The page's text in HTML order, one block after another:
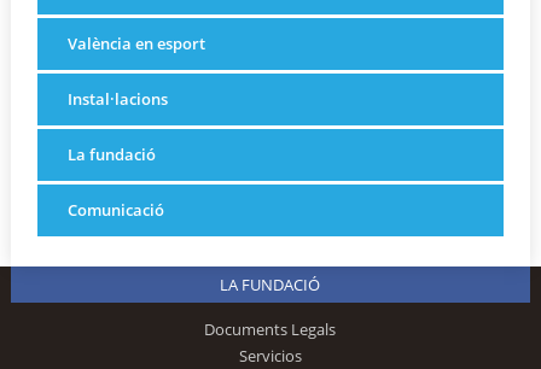
València en esport
Instal·lacions
La fundació
Comunicació
LA FUNDACIÓ
Documents Legals
Servicios